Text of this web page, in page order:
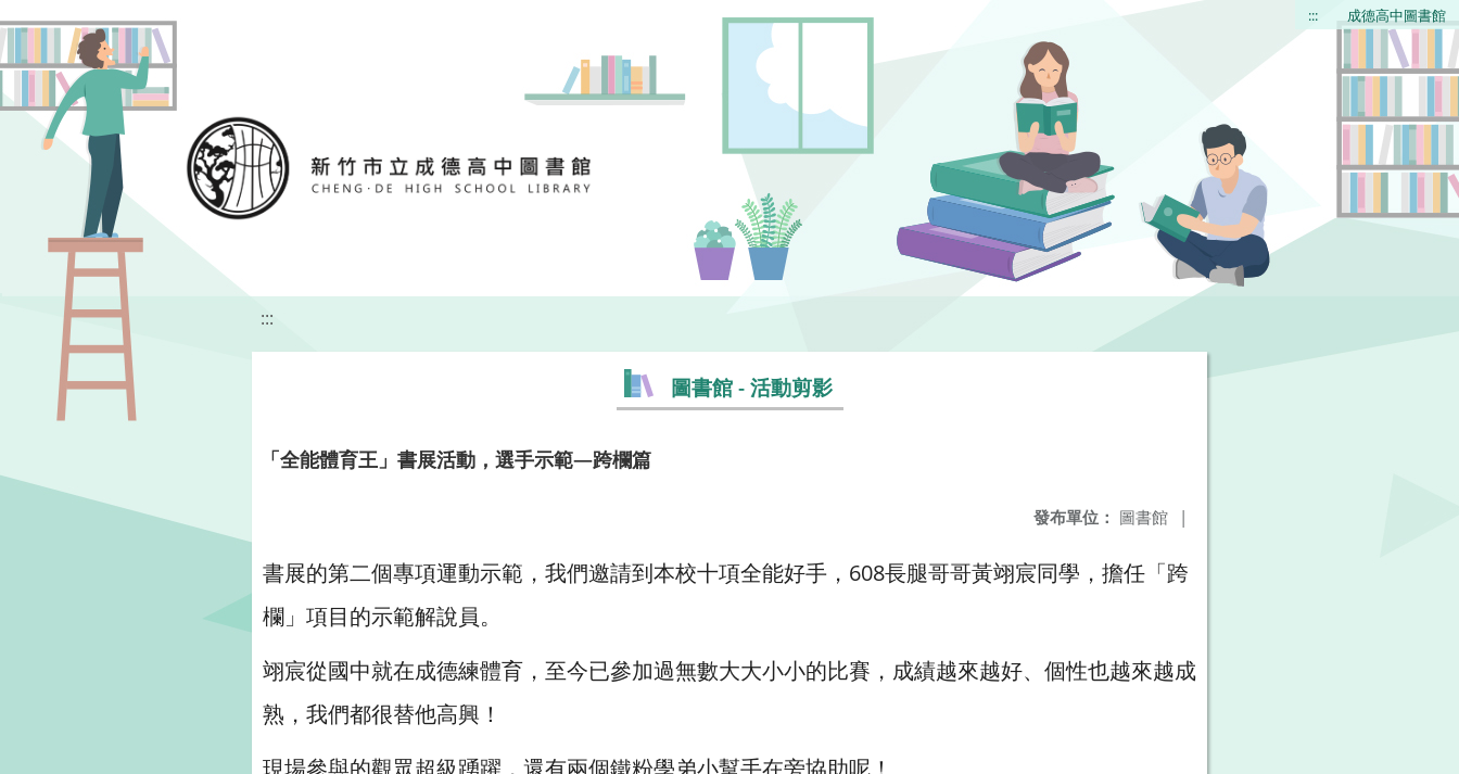
::: 成德高中圖書館
:::
圖書館 - 活動剪影
「全能體育王」書展活動，選手示範—跨欄篇
發布單位： 圖書館 |
書展的第二個專項運動示範，我們邀請到本校十項全能好手，608長腿哥哥黃翊宸同學，擔任「跨
欄」項目的示範解說員。
翊宸從國中就在成德練體育，至今已參加過無數大大小小的比賽，成績越來越好、個性也越來越成
熟，我們都很替他高興！
現場參與的觀眾超級踴躍，還有兩個鐵粉學弟小幫手在旁協助呢！